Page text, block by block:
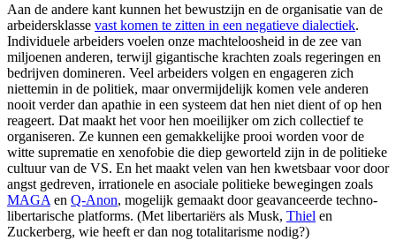
Aan de andere kant kunnen het bewustzijn en de organisatie van de
arbeidersklasse vast komen te zitten in een negatieve dialectiek.
Individuele arbeiders voelen onze machteloosheid in de zee van
miljoenen anderen, terwijl gigantische krachten zoals regeringen en
bedrijven domineren. Veel arbeiders volgen en engageren zich
niettemin in de politiek, maar onvermijdelijk komen vele anderen
nooit verder dan apathie in een systeem dat hen niet dient of op hen
reageert. Dat maakt het voor hen moeilijker om zich collectief te
organiseren. Ze kunnen een gemakkelijke prooi worden voor de
witte suprematie en xenofobie die diep geworteld zijn in de politieke
cultuur van de VS. En het maakt velen van hen kwetsbaar voor door
angst gedreven, irrationele en asociale politieke bewegingen zoals
MAGA en Q-Anon, mogelijk gemaakt door geavanceerde techno-
libertarische platforms. (Met libertariërs als Musk, Thiel en
Zuckerberg, wie heeft er dan nog totalitarisme nodig?)